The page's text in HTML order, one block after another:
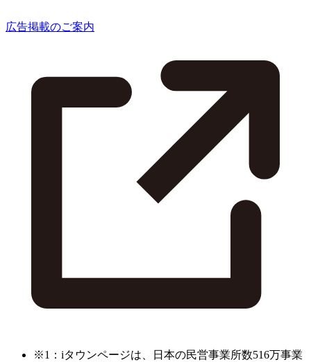
広告掲載のご案内
※1：iタウンページは、日本の民営事業所数516万事業